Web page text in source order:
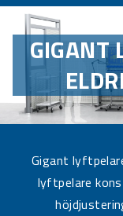
GIGANT
Gigant
lyftpelare